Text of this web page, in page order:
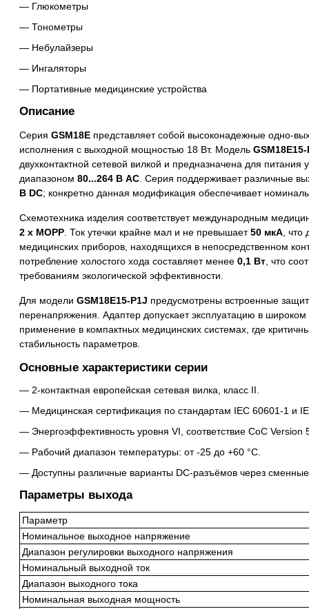
Глюкометры
Тонометры
Небулайзеры
Ингаляторы
Портативные медицинские устройства
Описание
Серия GSM18E представляет собой высоконадежные одно-
исполнения с выходной мощностью 18 Вт. Модель
двухконтактной сетевой вилкой и предназначена для питания
диапазоном 80...264 В AC . Серия поддерживает различные
В DC; конкретно данная модификация обеспечивает
Схемотехника изделия соответствует международным
2 x MOPP . Ток утечки крайне мал и не превышает50 мкА ,
медицинских приборов, находящихся в непосредственном
потребление холостого хода составляет менее 0,1 Вт , что
требованиям экологической эффективности.
Для модели GSM18E15-P1J предусмотрены встроенные
перенапряжения. Адаптер допускает эксплуатацию в
применение в компактных медицинских системах, где
стабильность параметров.
Основные характеристики серии
2-контактная европейская сетевая вилка, класс II.
Медицинская сертификация по стандартам IEC 60601-1 и
Энергоэффективность уровня VI, соответствие CoC Version
Рабочий диапазон температуры: от -25 до +60 °C.
Доступны различные варианты DC-разъёмов через
Параметры выхода
Параметр
Номинальное выходное напряжение
Диапазон регулировки выходного напряжения
Номинальный выходной ток
Диапазон выходного тока
Номинальная выходная мощность